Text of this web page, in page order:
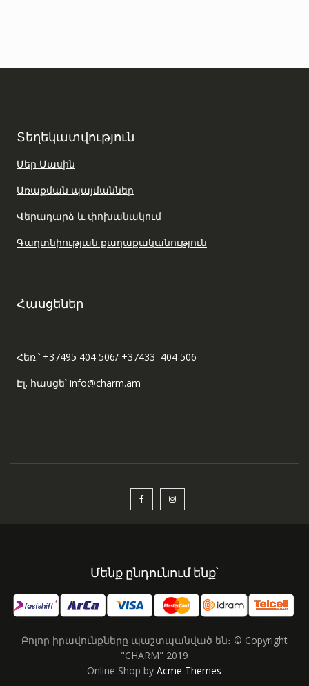
Տեղեկատվություն
Մեր Մասին
Առաքման պայմաններ
Վերադարձ և փոխանակում
Գաղտնիության քաղաքականություն
Հասցեներ
Հեռ.՝ +37495 404 506/ +37433 404 506
Էլ. հասցե՝ info@charm.am
Մենք ընդունում ենք՝
Բոլոր իրավունքները պաշտպանված են։ © Copyright
"CHARM" 2019
Online Shop byAcme Themes